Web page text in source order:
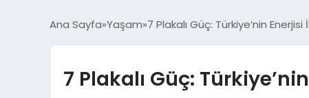
Ana Sayfa Yaşam 7 Plakalı Güç: Türkiye’nin Enerjisi
7 Plakalı Güç: